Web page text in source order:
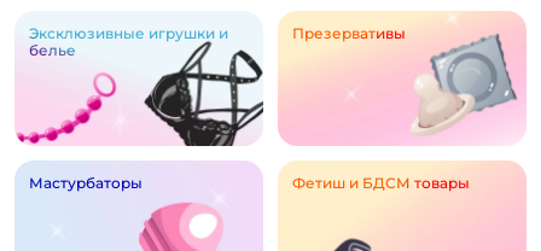
Эксклюзивные игрушки и
белье
Презервативы
Мастурбаторы Фетиш и БДСМ товары